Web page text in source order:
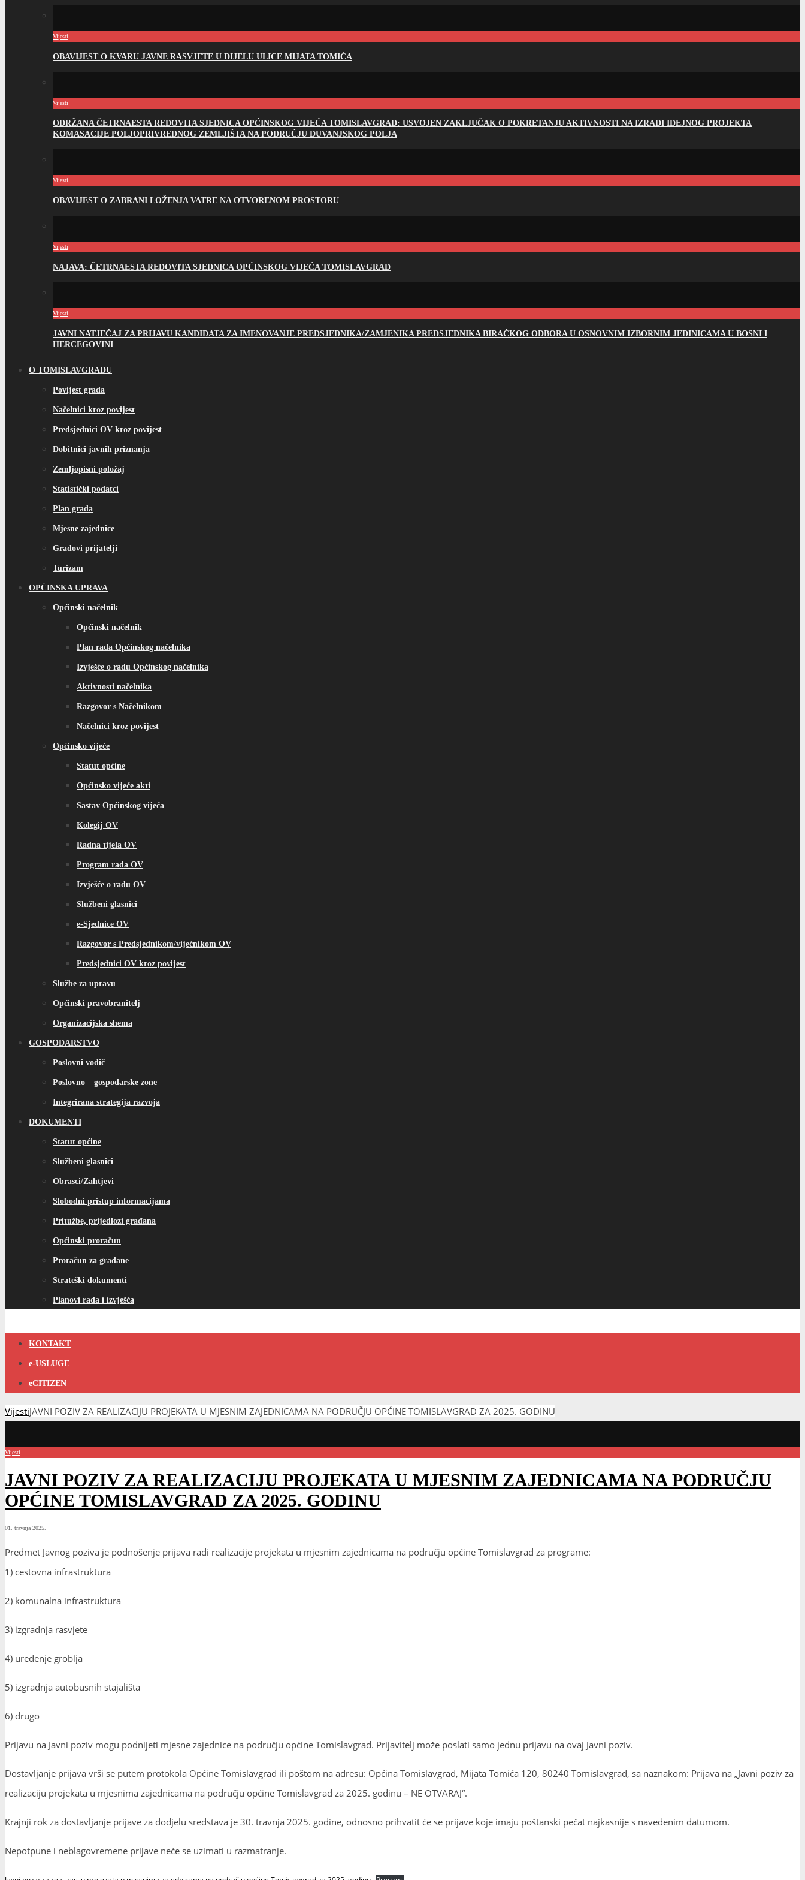
Vijesti
OBAVIJEST O KVARU JAVNE RASVJETE U DIJELU ULICE MIJATA TOMIĆA
Vijesti
ODRŽANA ČETRNAESTA REDOVITA SJEDNICA OPĆINSKOG VIJEĆA TOMISLAVGRAD: USVOJEN ZAKLJUČAK O POKRETANJU AKTIVNOSTI NA IZRADI IDEJNOG PROJEKTA
KOMASACIJE POLJOPRIVREDNOG ZEMLJIŠTA NA PODRUČJU DUVANJSKOG POLJA
Vijesti
OBAVIJEST O ZABRANI LOŽENJA VATRE NA OTVORENOM PROSTORU
Vijesti
NAJAVA: ČETRNAESTA REDOVITA SJEDNICA OPĆINSKOG VIJEĆA TOMISLAVGRAD
Vijesti
JAVNI NATJEČAJ ZA PRIJAVU KANDIDATA ZA IMENOVANJE PREDSJEDNIKA/ZAMJENIKA PREDSJEDNIKA BIRAČKOG ODBORA U OSNOVNIM IZBORNIM JEDINICAMA U BOSNI I
HERCEGOVINI
O TOMISLAVGRADU
Povijest grada
Načelnici kroz povijest
Predsjednici OV kroz povijest
Dobitnici javnih priznanja
Zemljopisni položaj
Statistički podatci
Plan grada
Mjesne zajednice
Gradovi prijatelji
Turizam
OPĆINSKA UPRAVA
Općinski načelnik
Općinski načelnik
Plan rada Općinskog načelnika
Izvješće o radu Općinskog načelnika
Aktivnosti načelnika
Razgovor s Načelnikom
Načelnici kroz povijest
Općinsko vijeće
Statut općine
Općinsko vijeće akti
Sastav Općinskog vijeća
Kolegij OV
Radna tijela OV
Program rada OV
Izvješće o radu OV
Službeni glasnici
e-Sjednice OV
Razgovor s Predsjednikom/vijećnikom OV
Predsjednici OV kroz povijest
Službe za upravu
Općinski pravobranitelj
Organizacijska shema
GOSPODARSTVO
Poslovni vodič
Poslovno – gospodarske zone
Integrirana strategija razvoja
DOKUMENTI
Statut općine
Službeni glasnici
Obrasci/Zahtjevi
Slobodni pristup informacijama
Pritužbe, prijedlozi građana
Općinski proračun
Proračun za građane
Strateški dokumenti
Planovi rada i izvješća
KONTAKT
e-USLUGE
eCITIZEN
VijestiJAVNI POZIV ZA REALIZACIJU PROJEKATA U MJESNIM ZAJEDNICAMA NA PODRUČJU OPĆINE TOMISLAVGRAD ZA 2025. GODINU
Vijesti
JAVNI POZIV ZA REALIZACIJU PROJEKATA U MJESNIM ZAJEDNICAMA NA PODRUČJU
OPĆINE TOMISLAVGRAD ZA 2025. GODINU
01. travnja 2025.
Predmet Javnog poziva je podnošenje prijava radi realizacije projekata u mjesnim zajednicama na području općine Tomislavgrad za programe:
1) cestovna infrastruktura
2) komunalna infrastruktura
3) izgradnja rasvjete
4) uređenje groblja
5) izgradnja autobusnih stajališta
6) drugo
Prijavu na Javni poziv mogu podnijeti mjesne zajednice na području općine Tomislavgrad. Prijavitelj može poslati samo jednu prijavu na ovaj Javni poziv.
Dostavljanje prijava vrši se putem protokola Općine Tomislavgrad ili poštom na adresu: Općina Tomislavgrad, Mijata Tomića 120, 80240 Tomislavgrad, sa naznakom: Prijava na „Javni poziv za
realizaciju projekata u mjesnima zajednicama na području općine Tomislavgrad za 2025. godinu – NE OTVARAJ“.
Krajnji rok za dostavljanje prijave za dodjelu sredstava je 30. travnja 2025. godine, odnosno prihvatit će se prijave koje imaju poštanski pečat najkasnije s navedenim datumom.
Nepotpune i neblagovremene prijave neće se uzimati u razmatranje.